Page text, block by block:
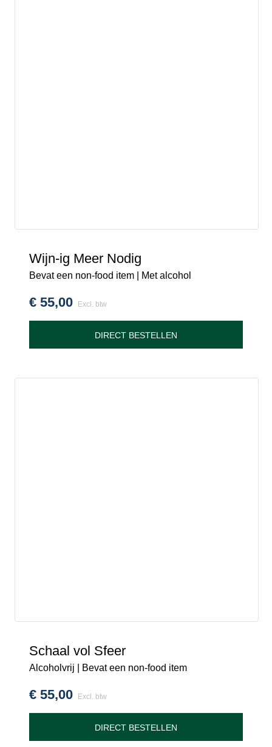
Wijn-ig Meer Nodig
Bevat een non-food item | Met alcohol
€ 55,00 Excl. btw
DIRECT BESTELLEN
Schaal vol Sfeer
Alcoholvrij | Bevat een non-food item
€ 55,00 Excl. btw
DIRECT BESTELLEN